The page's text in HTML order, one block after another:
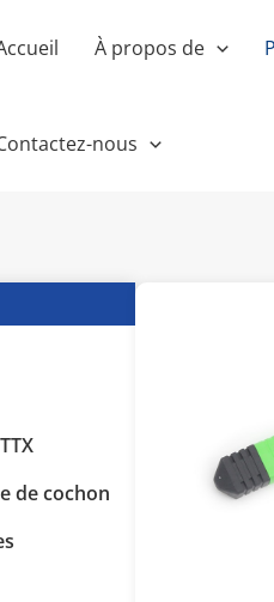
À propos de
nous
de cochon